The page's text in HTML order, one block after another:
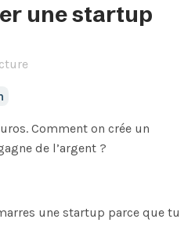
une startup
Comment on crée un
de l’argent ?
une startup parce que tu